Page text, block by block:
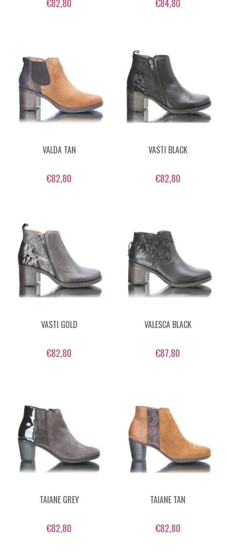
€82,80 €84,80
VALDA TAN
€82,80
VASTI BLACK
€82,80
VASTI GOLD
€82,80
VALESCA BLACK
€87,80
TAIANE GREY
€82,80
TAIANE TAN
€82,80